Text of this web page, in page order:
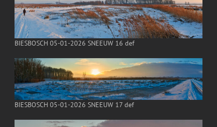
BIESBOSCH 05-01-2026 SNEEUW 16 def
BIESBOSCH 05-01-2026 SNEEUW 17 def